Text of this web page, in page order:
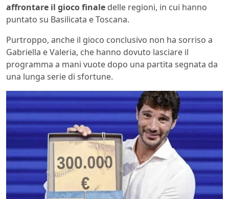
affrontare il gioco finale delle regioni, in cui hanno
puntato su Basilicata e Toscana.
Purtroppo, anche il gioco conclusivo non ha sorriso a
Gabriella e Valeria, che hanno dovuto lasciare il
programma a mani vuote dopo una partita segnata da
una lunga serie di sfortune.